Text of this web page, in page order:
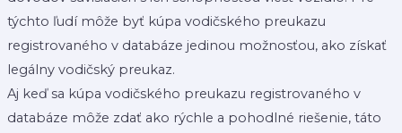
týchto ľudí môže byť kúpa vodičského preukazu
registrovaného v databáze jedinou možnosťou, ako získať
legálny vodičský preukaz.
Aj keď sa kúpa vodičského preukazu registrovaného v
databáze môže zdať ako rýchle a pohodlné riešenie, táto